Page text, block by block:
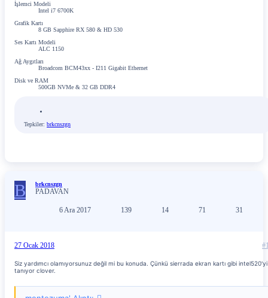
İşlemci Modeli
Intel i7 6700K
Grafik Kartı
8 GB Sapphire RX 580 & HD 530
Ses Kartı Modeli
ALC 1150
Ağ Aygıtları
Broadcom BCM43xx - I211 Gigabit Ethernet
Disk ve RAM
500GB NVMe & 32 GB DDR4
Tepkiler: brkcnszgn
B brkcnszgn
PADAVAN
6 Ara 2017 139 14 71 31
27 Ocak 2018
Siz yardımcı olamıyorsunuz değil mi bu konuda. Çünkü sierrada ekran kartı gibi intel520'yi
tanıyor clover.